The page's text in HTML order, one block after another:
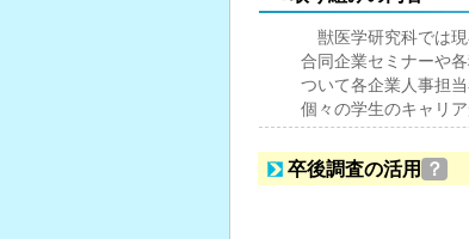
獣医学研究科では現
合同企業セミナーや
ついて各企業人事担
個々の学生のキャリ
卒後調査の活用 ？